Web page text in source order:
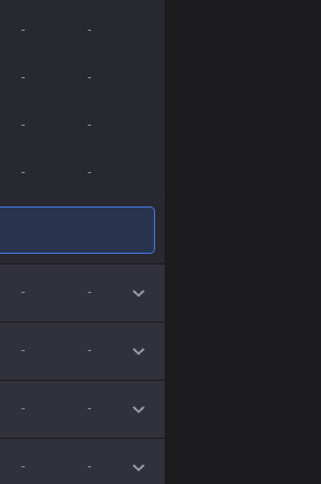
- -
- -
- -
- -
- -
- -
- -
- -